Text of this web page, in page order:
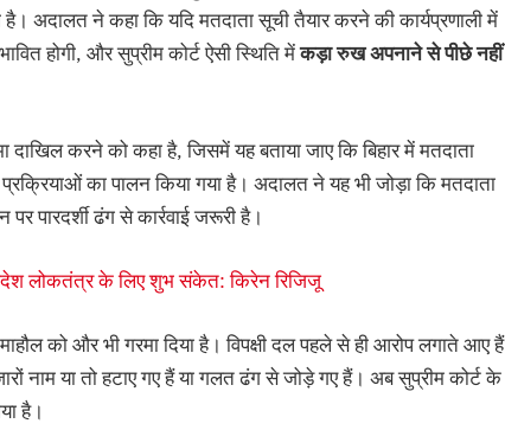
है। अदालत ने कहा कि यदि मतदाता सूची तैयार करने की कार्यप्रणाली में
होगी, और सुप्रीम कोर्ट ऐसी स्थिति मेंकड़ारुखअपनानेसेपीछेनहीं
करने को कहा है, जिसमें यह बताया जाए कि बिहार में मतदाता
का पालन किया गया है। अदालत ने यह भी जोड़ा कि मतदाता
पारदर्शी ढंग से कार्रवाई जरूरी है।
लोकतंत्र के लिए शुभ संकेत: किरेन रिजिजू
को और भी गरमा दिया है। विपक्षी दल पहले से ही आरोप लगाते आए हैं
नाम या तो हटाए गए हैं या गलत ढंग से जोड़े गए हैं। अब सुप्रीम कोर्ट के
है।